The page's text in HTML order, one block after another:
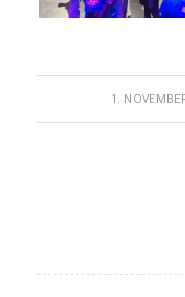
1. /